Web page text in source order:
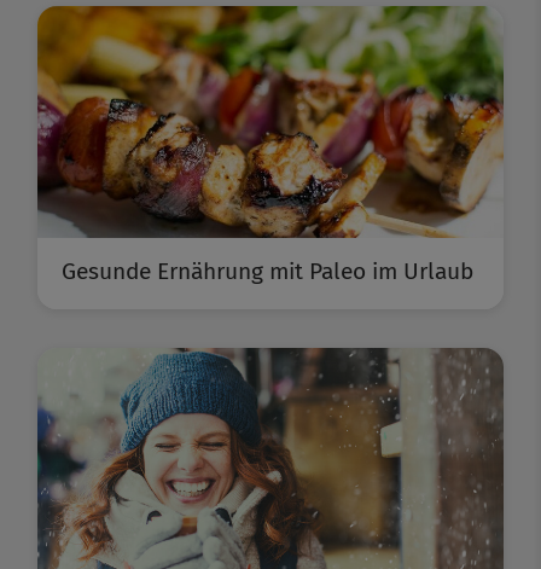
Gesunde Ernährung mit Paleo im Urlaub